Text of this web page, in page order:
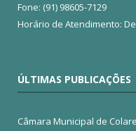
Fone: (91) 98605-7129
Horário de Atendimento:
ÚLTIMAS PUBLICAÇÕES
Câmara Municipal de